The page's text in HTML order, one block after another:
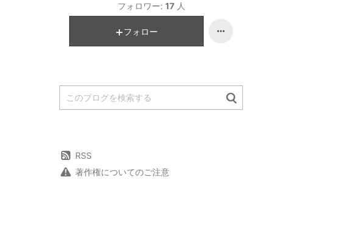
フォロワー: 17 人
フォロー
RSS
著作権についてのご注意